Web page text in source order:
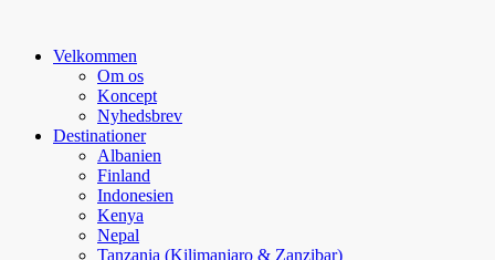
Velkommen
Om os
Koncept
Nyhedsbrev
Destinationer
Albanien
Finland
Indonesien
Kenya
Nepal
Tanzania (Kilimanjaro & Zanzibar)